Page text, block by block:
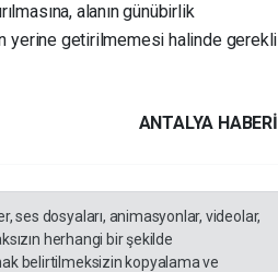
alanın günübirlik
yerine getirilmemesi halinde gerekli
ANTALYA HABERİ
ses dosyaları, animasyonlar, videolar,
herhangi bir şekilde
belirtilmeksizin kopyalama ve